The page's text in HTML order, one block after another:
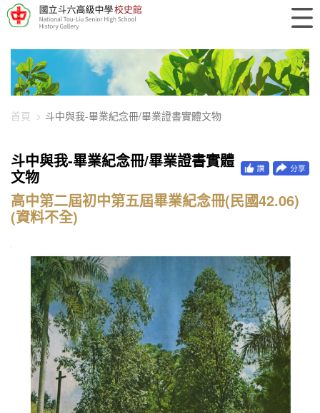
448-1863
首頁 斗中與我-畢業紀念冊/畢業證書實體文物
斗中與我-畢業紀念冊/畢業證書實體
文物
高中第二屆初中第五屆畢業紀念冊(民國42.06)
(資料不全)